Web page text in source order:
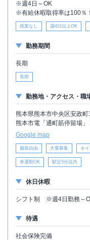
※週4日～OK
※有給休暇取得率は100％！
残業なし 週4日以上OK
勤務期間
長期
長期
勤務地・アクセス・職
熊本県熊本市中央区安政
熊本市電「通町筋停留場」
Google map
服装自由 大量募集 ネ
車通勤OK 駅近5分以内
休日休暇
シフト制 ※週4日勤務～
待遇
社会保険完備